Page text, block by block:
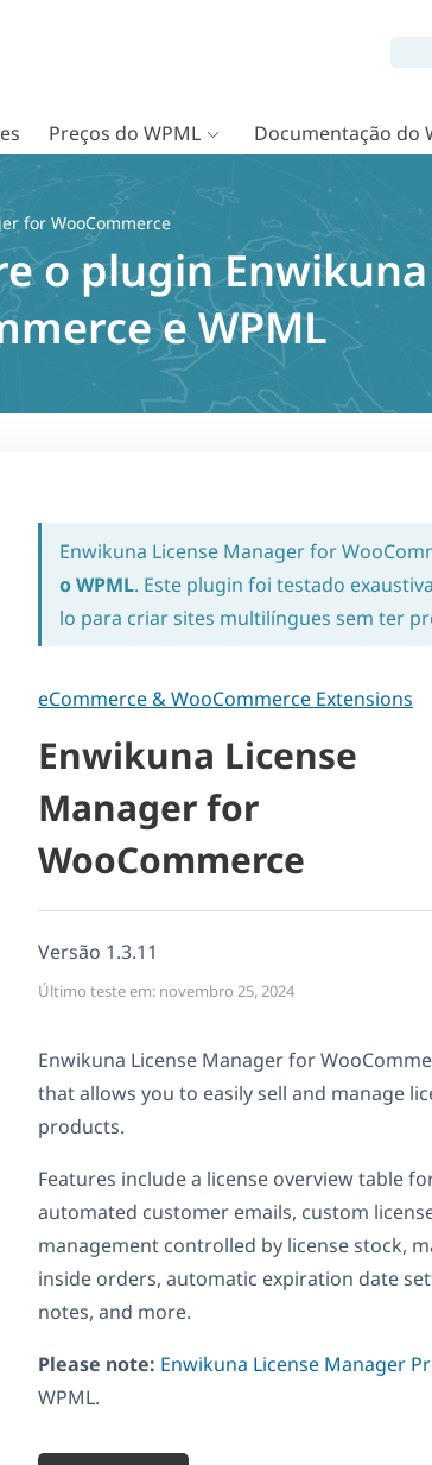
Preços do WPML Documentação do
for WooCommerce
o plugin
e WPML
Enwikuna License Manager for
o WPML. Este plugin foi testado
lo para criar sites multilíngues sem ter
eCommerce & WooCommerce Extensions
Enwikuna License
Manager for
WooCommerce
Versão 1.3.11
Último teste em: novembro 25, 2024
Enwikuna License Manager for
that allows you to easily sell and manage
products.
Features include a license overview table
automated customer emails, custom
management controlled by license stock,
inside orders, automatic expiration date
notes, and more.
Please note: Enwikuna License Manager
WPML.